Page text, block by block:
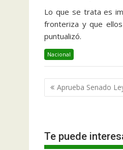
Lo que se trata es
fronteriza y que
puntualizó.
Nacional
Navegación
de
Aprueba Senado
Te puede